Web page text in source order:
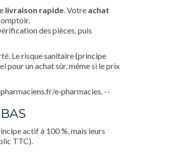
livraison rapide. Votre achat
des pièces, puis
Le risque sanitaire (principe
un achat sûr, même si le prix
e‐pharmacies. --
actif à 100 %, mais leurs
TTC).